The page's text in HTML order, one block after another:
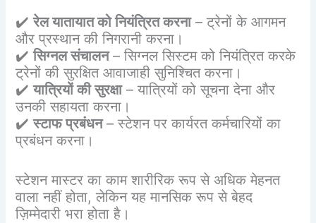
✔️रेल यातायात को नियंत्रित करना– ट्रेनों के आगमन
और प्रस्थान की निगरानी करना।
✔️सिग्नल संचालन– सिग्नल सिस्टम को नियंत्रित करके
ट्रेनों की सुरक्षित आवाजाही सुनिश्चित करना।
✔️यात्रियों की सुरक्षा– यात्रियों को सूचना देना और
उनकी सहायता करना।
✔️स्टाफ प्रबंधन– स्टेशन पर कार्यरत कर्मचारियों का
प्रबंधन करना।
स्टेशन मास्टर का काम शारीरिक रूप से अधिक मेहनत
वाला नहीं होता, लेकिन यह मानसिक रूप से बेहद
ज़िम्मेदारी भरा होता है।